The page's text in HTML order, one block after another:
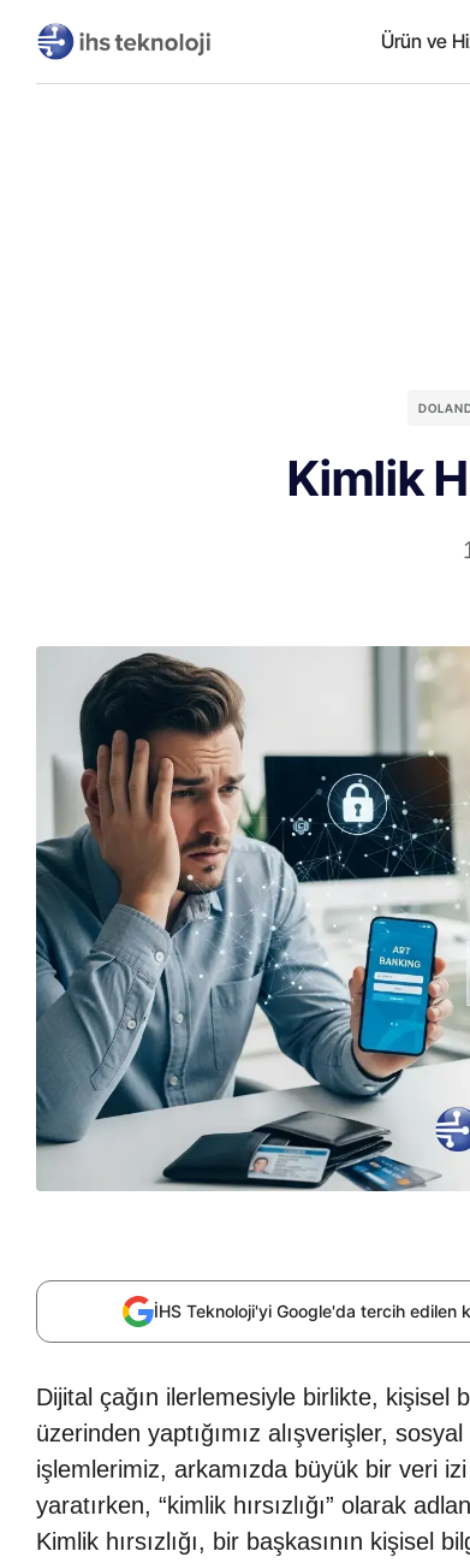
Ürün ve
Kimlik
İHS Teknoloji'yi Google'da tercih
Dijital çağın ilerlemesiyle birlikte, kişisel
üzerinden yaptığımız alışverişler,
işlemlerimiz, arkamızda büyük bir veri
yaratırken, “kimlik hırsızlığı” olarak
Kimlik hırsızlığı, bir başkasının kişisel